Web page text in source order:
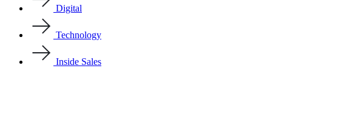
Digital
Technology
Inside Sales